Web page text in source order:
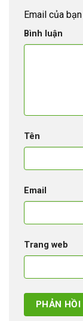
Email của
Bình luận
Tên
Email
Trang web